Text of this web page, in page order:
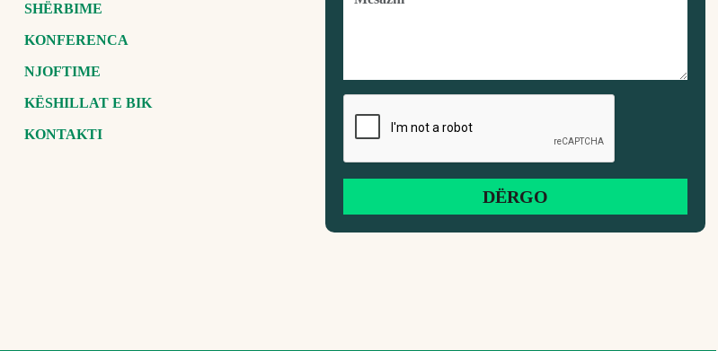
SHËRBIME
KONFERENCA
NJOFTIME
KËSHILLAT E BIK
KONTAKTI